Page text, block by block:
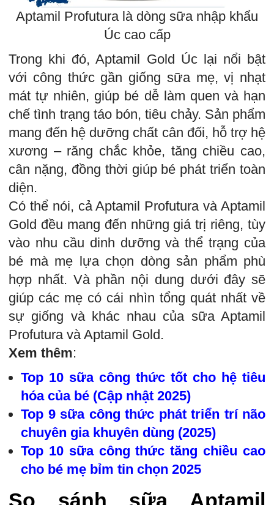
Aptamil Profutura là dòng sữa nhập khẩu
Úc cao cấp
Trong khi đó, Aptamil Gold Úc lại nổi bật
với công thức gần giống sữa mẹ, vị nhạt
mát tự nhiên, giúp bé dễ làm quen và hạn
chế tình trạng táo bón, tiêu chảy. Sản phẩm
mang đến hệ dưỡng chất cân đối, hỗ trợ hệ
xương – răng chắc khỏe, tăng chiều cao,
cân nặng, đồng thời giúp bé phát triển toàn
diện.
Có thể nói, cả Aptamil Profutura và Aptamil
Gold đều mang đến những giá trị riêng, tùy
vào nhu cầu dinh dưỡng và thể trạng của
bé mà mẹ lựa chọn dòng sản phẩm phù
hợp nhất. Và phần nội dung dưới đây sẽ
giúp các mẹ có cái nhìn tổng quát nhất về
sự giống và khác nhau của sữa Aptamil
Profutura và Aptamil Gold.
Xem thêm:
Top 10 sữa công thức tốt cho hệ tiêu
hóa của bé (Cập nhật 2025)
Top 9 sữa công thức phát triển trí não
chuyên gia khuyên dùng (2025)
Top 10 sữa công thức tăng chiều cao
cho bé mẹ bỉm tin chọn 2025
So sánh sữa Aptamil